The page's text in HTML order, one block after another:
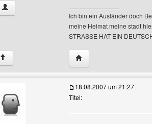
nike-and-adidas Benutzer-Profile anzeigen
Ich bin ein Ausländer doch
meine Heimat meine stadt
STRASSE HAT EIN
↑ Website dieses
18.08.2007 um 21:27
Titel: